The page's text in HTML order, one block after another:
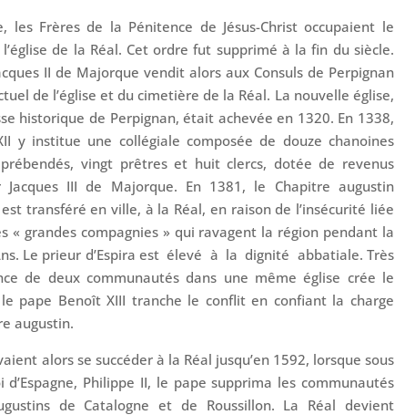
les Frères de la Pénitence de Jésus-Christ occupaient le
de la Réal. Cet ordre fut supprimé à la fin du siècle.
II de Majorque vendit alors aux Consuls de Perpignan
de l’église et du cimetière de la Réal. La nouvelle église,
historique de Perpignan, était achevée en 1320. En 1338,
y institue une collégiale composée de douze chanoines
vingt prêtres et huit clercs, dotée de revenus
Jacques III de Majorque. En 1381, le Chapitre augustin
est transféré en ville, à la Réal, en raison de l’insécurité liée
« grandes compagnies » qui ravagent la région pendant la
Le prieur d’Espira est élevé à la dignité abbatiale. Très
de deux communautés dans une même église crée le
pape Benoît XIII tranche le conflit en confiant la charge
augustin.
alors se succéder à la Réal jusqu’en 1592, lorsque sous
Philippe II, le pape supprima les communautés
de Catalogne et de Roussillon. La Réal devient